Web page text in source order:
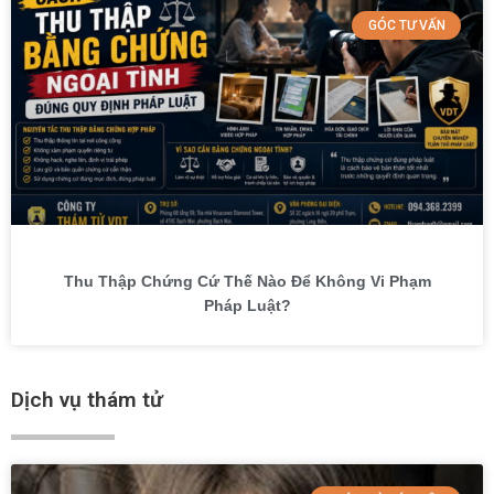
GÓC TƯ VẤN
Thu Thập Chứng Cứ Thế Nào Để Không Vi Phạm
Pháp Luật?
Dịch vụ thám tử